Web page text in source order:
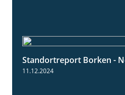
Standortreport Borken -
11.12.2024